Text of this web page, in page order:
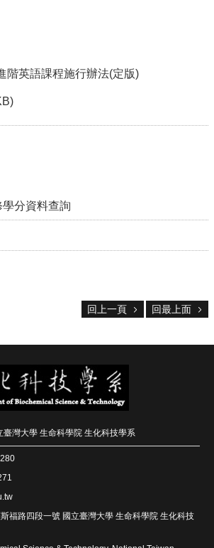
階英語課程施行辦法(定版)
分資料查詢
回上一頁 回最上面
灣大學 生命科學院 生化科技學系
福路四段一號 國立臺灣大學 生命科學院 生化科技